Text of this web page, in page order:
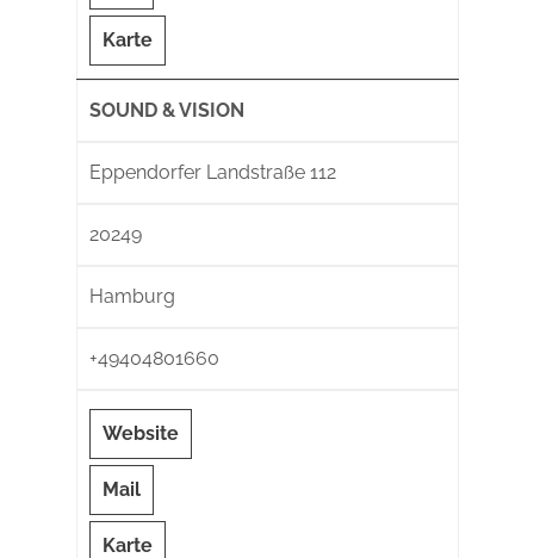
Karte
SOUND & VISION
Eppendorfer Landstraße 112
20249
Hamburg
+49404801660
Website
Mail
Karte